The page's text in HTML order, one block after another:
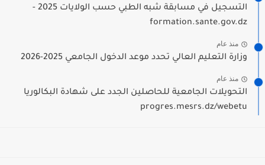
التسجيل في مسابقة شبه الطبي حسب الولايات 2025 -
formation.sante.gov.dz
منذ عام
وزارة التعليم العالي تحدد موعد الدخول الجامعي 2025-2026
منذ عام
التحويلات الجامعية للحاصلين الجدد على شهادة البكالوريا
progres.mesrs.dz/webetu